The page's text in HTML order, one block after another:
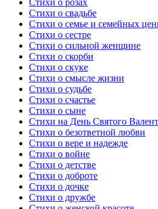
Стихи о свадьбе
Стихи о семье и семейных
Стихи о сестре
Стихи о сильной женщине
Стихи о скорби
Стихи о скуке
Стихи о смысле жизни
Стихи о судьбе
Стихи о счастье
Стихи о сыне
Стихи на День Святого
Стихи о безответной любви
Стихи о вере и надежде
Стихи о войне
Стихи о детстве
Стихи о доброте
Стихи о дочке
Стихи о дружбе